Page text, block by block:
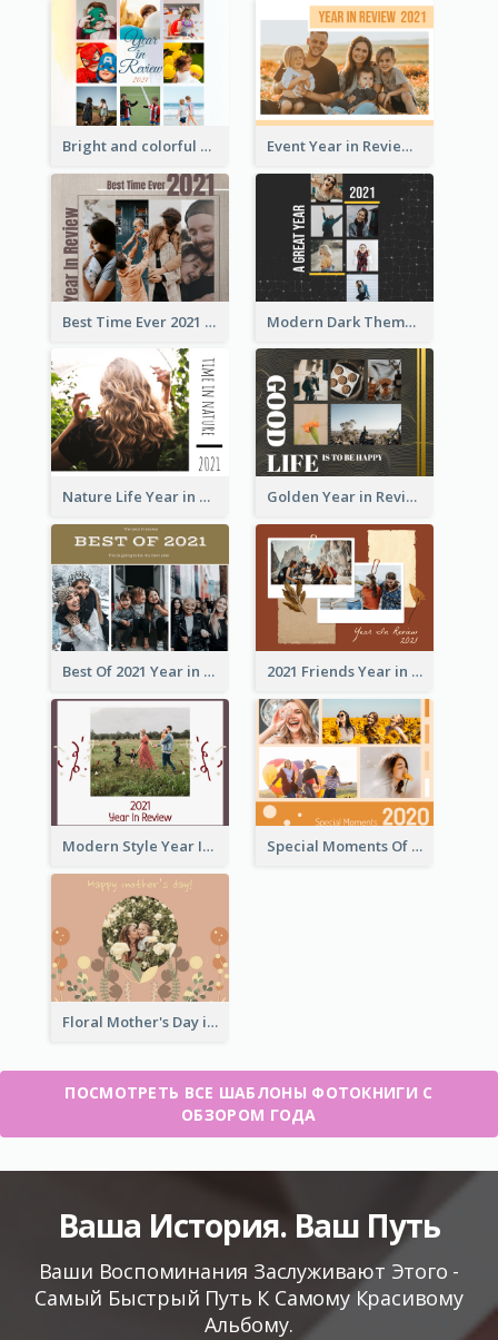
Bright and colorful Year in Review Photo Book Event Year in Review Photo Book
Best Time Ever 2021 Year in Review Photo Book Modern Dark Theme Year in Review Photo Book
Nature Life Year in Review Photo Book Golden Year in Review Photo Book
Best Of 2021 Year in Review Photo Book 2021 Friends Year in Review Photo Book
Modern Style Year In Review Photo Book Special Moments Of 2020 Photo Book
Floral Mother's Day in Review Photo Book
ПОСМОТРЕТЬ ВСЕ ШАБЛОНЫ ФОТОКНИГИ С
ОБЗОРОМ ГОДА
Ваша История. Ваш Путь
Ваши Воспоминания Заслуживают Этого -
Самый Быстрый Путь К Самому Красивому
Альбому.